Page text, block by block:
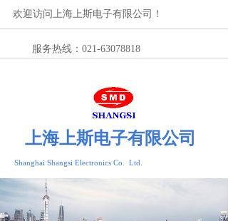
服务热线：021-63078818
欢迎访问上海上斯电子有限公司！
上海上斯电子有限公司
Shanghai Shangsi Electronics Co. Ltd.